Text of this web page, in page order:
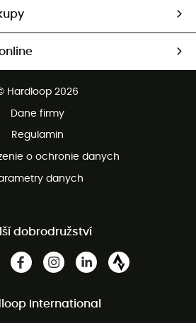
Hardloop 2026
Dane firmy
Regulamin
o ochronie danych
danych
dobrodružství
International